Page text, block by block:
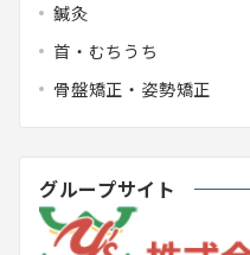
鍼灸
首・むちうち
骨盤矯正・姿勢矯正
グループサイト